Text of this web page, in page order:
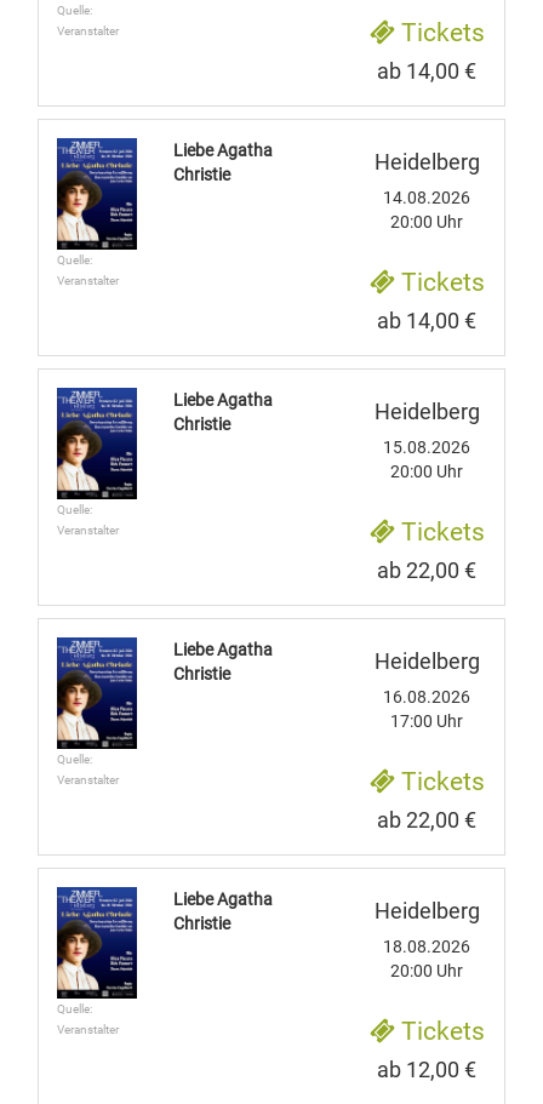
Quelle:
Veranstalter
Tickets
ab 14,00 €
Quelle:
Veranstalter
Liebe Agatha
Christie
Heidelberg
14.08.2026
20:00 Uhr
Tickets
ab 14,00 €
Quelle:
Veranstalter
Liebe Agatha
Christie
Heidelberg
15.08.2026
20:00 Uhr
Tickets
ab 22,00 €
Quelle:
Veranstalter
Liebe Agatha
Christie
Heidelberg
16.08.2026
17:00 Uhr
Tickets
ab 22,00 €
Quelle:
Veranstalter
Liebe Agatha
Christie
Heidelberg
18.08.2026
20:00 Uhr
Tickets
ab 12,00 €